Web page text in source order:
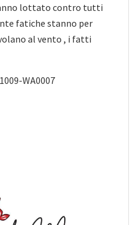
lottato contro tutti
fatiche stanno per
al vento , i fatti